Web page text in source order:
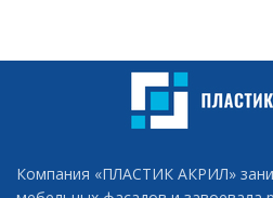
Компания «ПЛАСТИК АКРИЛ»